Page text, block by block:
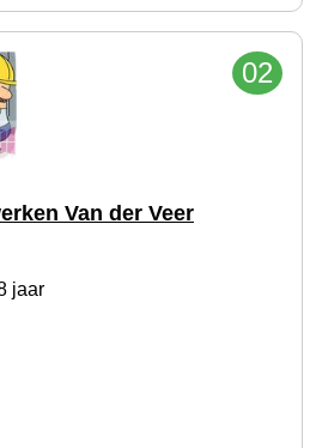
02
Van der Veer
jaar